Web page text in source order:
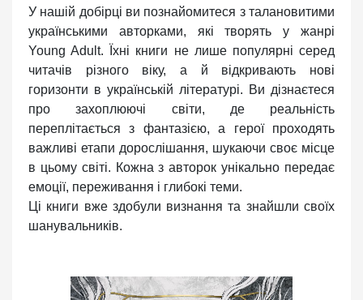
У нашій добірці ви познайомитеся з талановитими
українськими авторками, які творять у жанрі
Young Adult. Їхні книги не лише популярні серед
читачів різного віку, а й відкривають нові
горизонти в українській літературі. Ви дізнаєтеся
про захоплюючі світи, де реальність
переплітається з фантазією, а герої проходять
важливі етапи дорослішання, шукаючи своє місце
в цьому світі. Кожна з авторок унікально передає
емоції, переживання і глибокі теми.
Ці книги вже здобули визнання та знайшли своїх
шанувальників.